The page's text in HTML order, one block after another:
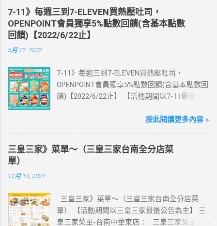
送王品集團300元即享券。 (出國開通啟用後回
活動網站登錄 【點我登錄】 ) > eSIM出國上網
卡：好康升級！購買eSIM「吃到飽」方案；即
送同天數「吃到飽」方案。 (例：買1張日本5天
來超商買省錢又方便💰 ·活動詳情：好康優惠看
這邊 【點我看好康優惠】 ·eSIM ibon 購買教學
【點我觀看教學】 📲 全球上網首選，速度穩
澳、美國、菲律賓、歐洲、土耳其 熱門地區通
通有 📲 立即取卡免等待超便利 ✈️ 180天彈性開
通不怕過期 🧳 一人買兩人用，享受出國網路自
由~~eSIM吃到飽買一送一 eSIM適用機型： ※
字，表示您的手機支援 eSIM 功能。 ●不支援鎖
卡機、平板、電信業者客製機、網路分享器、
7-11》每週三到7-ELEVEN買熱壓吐司，
OPENPOINT會員獨享5%點數回饋(含基本點數
回饋)【2022/6/22止】
5月 22, 2022
7-11》每週三到7-ELEVEN買熱壓吐司，
OPENPOINT會員獨享5%點數回饋(含基本點數回
饋)【2022/6/22止】 【活動期間以7-11最後公
111/5/4~6/22 每週三到7-ELEVEN買熱壓吐司
饋) 【販售門市查詢】
https://emap.pcsc.com.tw/emap.aspx# 小編推
台式傳統口味~好評回購 注意事項 1.本優惠不得
與其他優惠並行。商品數量以各門市實際可販
售數量為準。 2.活動期間OPENPOINT會員需報
按此閱讀更多內容 »
三皇三家》菜單～（三皇三家台南全分店菜
單）
12月 13, 2021
三皇三家》菜單～（三皇三家台南全分店菜
單） 【活動期間以三皇三家最後公告為主】 三
皇三家菜單-台南中華東店： 三皇三家菜單-台